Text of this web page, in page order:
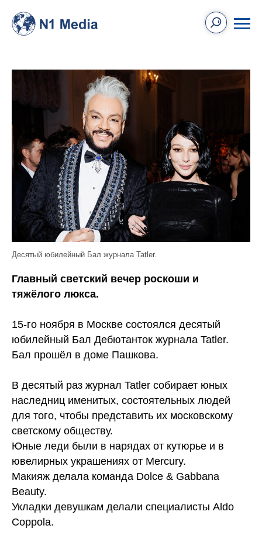
Десятый юбилейный Бал журнала Tatler.
Главный светский вечер роскоши и
тяжёлого люкса.
15-го ноября в Москве состоялся десятый
юбилейный Бал Дебютанток журнала Tatler.
Бал прошёл в доме Пашкова.
В десятый раз журнал Tatler собирает юных
наследниц именитых, состоятельных людей
для того, чтобы представить их московскому
светскому обществу.
Юные леди были в нарядах от кутюрье и в
ювелирных украшениях от Mercury.
Макияж делала команда Dolce & Gabbana
Beauty.
Укладки девушкам делали специалисты Aldo
Coppola.